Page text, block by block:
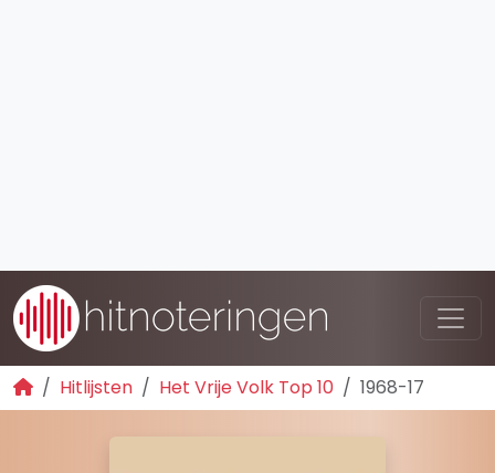
Hitlijsten Het Vrije Volk Top 10 1968-17